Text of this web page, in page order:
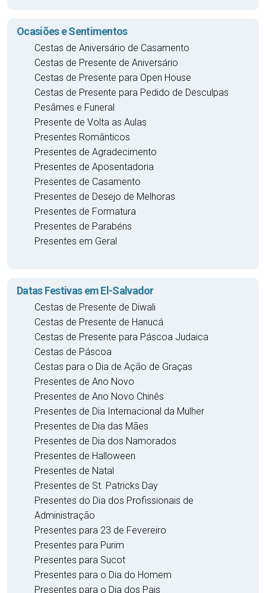
Ocasiões e Sentimentos
Cestas de Aniversário de Casamento
Cestas de Presente de Aniversário
Cestas de Presente para Open House
Cestas de Presente para Pedido de Desculpas
Pesâmes e Funeral
Presente de Volta as Aulas
Presentes Românticos
Presentes de Agradecimento
Presentes de Aposentadoria
Presentes de Casamento
Presentes de Desejo de Melhoras
Presentes de Formatura
Presentes de Parabéns
Presentes em Geral
Datas Festivas em El-Salvador
Cestas de Presente de Diwali
Cestas de Presente de Hanucá
Cestas de Presente para Páscoa Judaica
Cestas de Páscoa
Cestas para o Dia de Ação de Graças
Presentes de Ano Novo
Presentes de Ano Novo Chinês
Presentes de Dia Internacional da Mulher
Presentes de Dia das Mães
Presentes de Dia dos Namorados
Presentes de Halloween
Presentes de Natal
Presentes de St. Patricks Day
Presentes do Dia dos Profissionais de
Administração
Presentes para 23 de Fevereiro
Presentes para Purim
Presentes para Sucot
Presentes para o Dia do Homem
Presentes para o Dia dos Pais